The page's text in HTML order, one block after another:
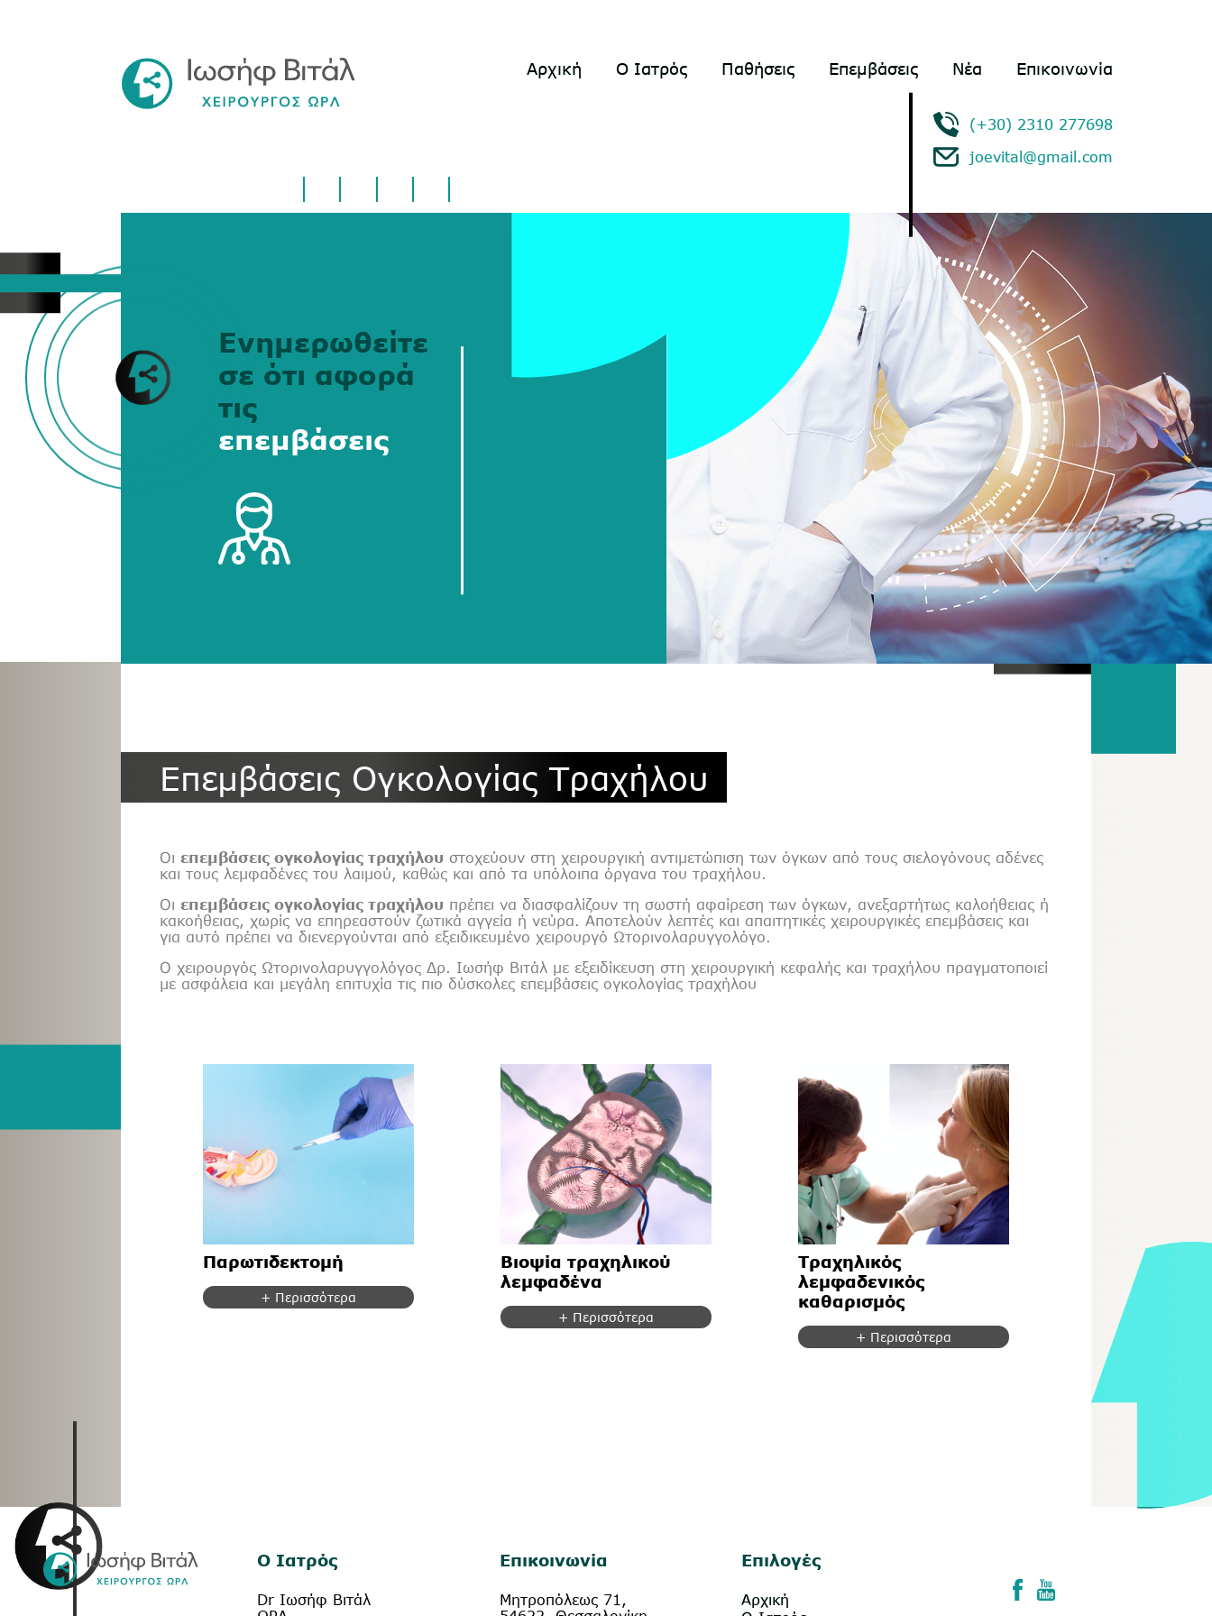
Αρχική Ο Ιατρός Παθήσεις Επεμβάσεις Νέα Επικοινωνία
(+30) 2310 277698
joevital@gmail.com
Ενημερωθείτε
σε ότι αφορά
τις
επεμβάσεις
Επεμβάσεις Ογκολογίας Τραχήλου
Οιεπεμβάσεις ογκολογίας τραχήλου στοχεύουν στη χειρουργική αντιμετώπιση των όγκων από τους σιελογόνους αδένες
και τους λεμφαδένες του λαιμού, καθώς και από τα υπόλοιπα όργανα του τραχήλου.
Οιεπεμβάσεις ογκολογίας τραχήλου πρέπει να διασφαλίζουν τη σωστή αφαίρεση των όγκων, ανεξαρτήτως καλοήθειας ή
κακοήθειας, χωρίς να επηρεαστούν ζωτικά αγγεία ή νεύρα. Αποτελούν λεπτές και απαιτητικές χειρουργικές επεμβάσεις και
για αυτό πρέπει να διενεργούνται από εξειδικευμένο χειρουργό Ωτορινολαρυγγολόγο.
Ο χειρουργός Ωτορινολαρυγγολόγος Δρ. Ιωσήφ Βιτάλ με εξειδίκευση στη χειρουργική κεφαλής και τραχήλου πραγματοποιεί
με ασφάλεια και μεγάλη επιτυχία τις πιο δύσκολες επεμβάσεις ογκολογίας τραχήλου
Παρωτιδεκτομή
+ Περισσότερα
Βιοψία τραχηλικού
λεμφαδένα
+ Περισσότερα
Τραχηλικός
λεμφαδενικός
καθαρισμός
+ Περισσότερα
Ο Ιατρός
Dr Ιωσήφ Βιτάλ
Επικοινωνία
Μητροπόλεως 71,
Επιλογές
Αρχική